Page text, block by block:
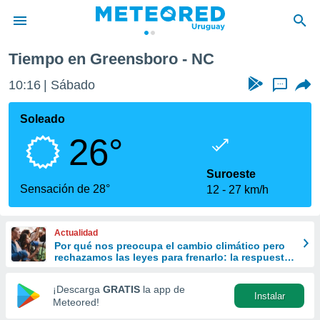
de
ha
calidad.
a este
las
y
forma
digital
basada
Tiempo en Greensboro - NC
10:16 Sábado ...
Soleado
26°
Sensación de 28°
Suroeste
12
27 km/h
Actualidad
Por qué nos preocupa el cambio climático pero
rechazamos las leyes para frenarlo: la respuesta
¡Descarga GRATIS la app de
Meteored!
Instalar